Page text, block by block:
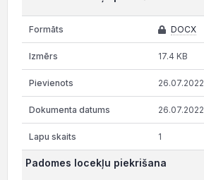
DOCX
17.4 KB
26.07.2022
26.07.2022
1
Padomes locekļu piekrišana